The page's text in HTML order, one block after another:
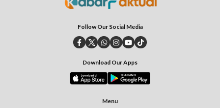
Follow Our Social Media
Download Our Apps
Menu